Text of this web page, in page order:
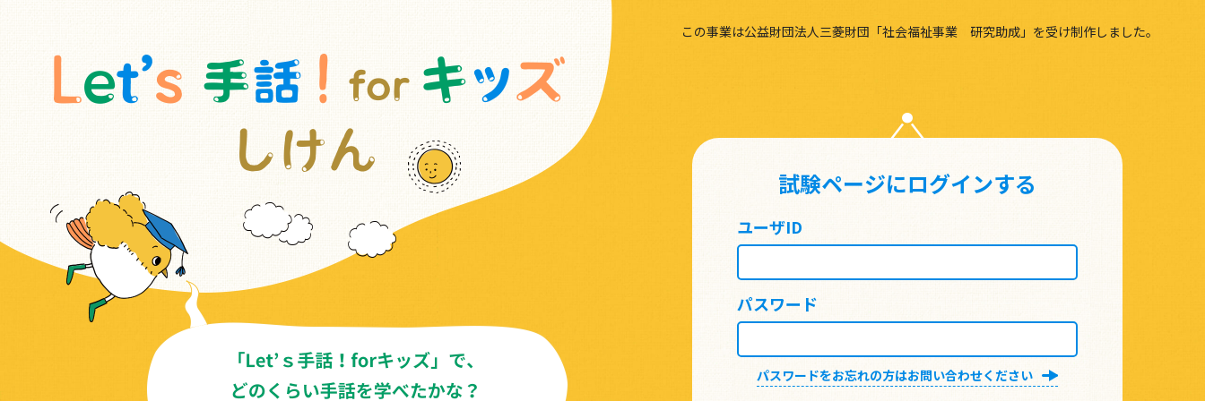
この事業は公益財団法人三菱財団「社会福祉事業 研究助成」を受け制作しました。
試験ページにログインする
ユーザID
パスワード
パスワードをお忘れの方はお問い合わせください